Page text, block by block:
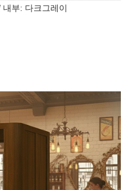
부: 다크그레이